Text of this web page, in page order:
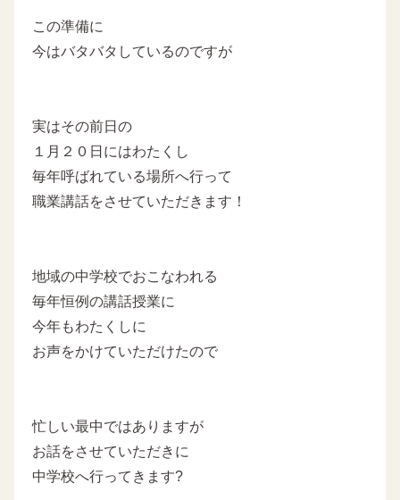
この準備に
今はバタバタしているのですが
実はその前日の
１月２０日にはわたくし
毎年呼ばれている場所へ行って
職業講話をさせていただきます！
地域の中学校でおこなわれる
毎年恒例の講話授業に
今年もわたくしに
お声をかけていただけたので
忙しい最中ではありますが
お話をさせていただきに
中学校へ行ってきます?